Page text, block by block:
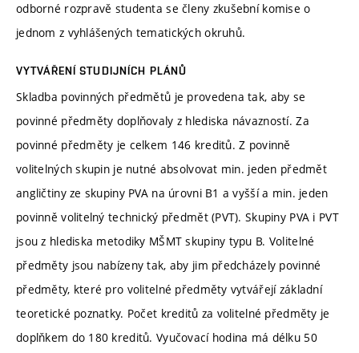
odborné rozpravě studenta se členy zkušební komise o
jednom z vyhlášených tematických okruhů.
VYTVÁŘENÍ STUDIJNÍCH PLÁNŮ
Skladba povinných předmětů je provedena tak, aby se
povinné předměty doplňovaly z hlediska návazností. Za
povinné předměty je celkem 146 kreditů. Z povinně
volitelných skupin je nutné absolvovat min. jeden předmět
angličtiny ze skupiny PVA na úrovni B1 a vyšší a min. jeden
povinně volitelný technický předmět (PVT). Skupiny PVA i PVT
jsou z hlediska metodiky MŠMT skupiny typu B. Volitelné
předměty jsou nabízeny tak, aby jim předcházely povinné
předměty, které pro volitelné předměty vytvářejí základní
teoretické poznatky. Počet kreditů za volitelné předměty je
doplňkem do 180 kreditů. Vyučovací hodina má délku 50